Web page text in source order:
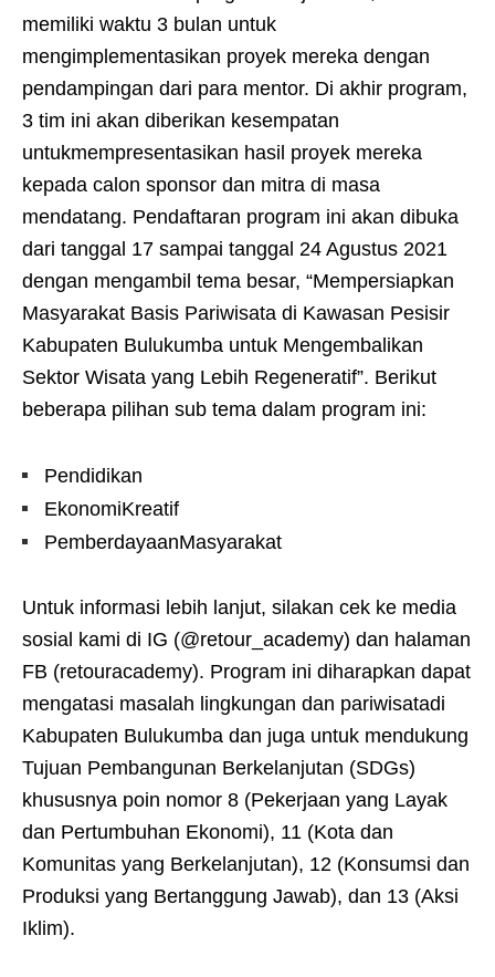
memiliki waktu 3 bulan untuk
mengimplementasikan proyek mereka dengan
pendampingan dari para mentor. Di akhir program,
3 tim ini akan diberikan kesempatan
untukmempresentasikan hasil proyek mereka
kepada calon sponsor dan mitra di masa
mendatang. Pendaftaran program ini akan dibuka
dari tanggal 17 sampai tanggal 24 Agustus 2021
dengan mengambil tema besar, “Mempersiapkan
Masyarakat Basis Pariwisata di Kawasan Pesisir
Kabupaten Bulukumba untuk Mengembalikan
Sektor Wisata yang Lebih Regeneratif”. Berikut
beberapa pilihan sub tema dalam program ini:
Pendidikan
EkonomiKreatif
PemberdayaanMasyarakat
Untuk informasi lebih lanjut, silakan cek ke media
sosial kami di IG (@retour_academy) dan halaman
FB (retouracademy). Program ini diharapkan dapat
mengatasi masalah lingkungan dan pariwisatadi
Kabupaten Bulukumba dan juga untuk mendukung
Tujuan Pembangunan Berkelanjutan (SDGs)
khususnya poin nomor 8 (Pekerjaan yang Layak
dan Pertumbuhan Ekonomi), 11 (Kota dan
Komunitas yang Berkelanjutan), 12 (Konsumsi dan
Produksi yang Bertanggung Jawab), dan 13 (Aksi
Iklim).